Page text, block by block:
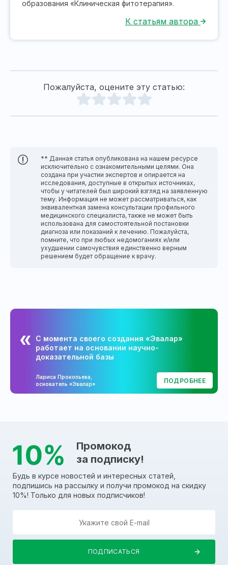
образования «Клиническая фитотерапия».
К статьям автора
Пожалуйста, оцените эту статью:
** Данная статья опубликована на нашем ресурсе
исключительно с ознакомительными целями. Она
создана при участии экспертов и опирается на
исследования, доступные в открытых источниках,
чтобы у читателей был широкий взгляд на заявленную
тему. Информация не может рассматриваться, как
эквивалентная замена консультации профильного
медицинского специалиста, также не может быть
использована для самостоятельной постановки
диагноза или показаний к лечению. Пожалуйста,
помните, что при любых недомоганиях и/или
ухудшении самочувствия единственно верным
решением будет обращение к врачу.
С момента своего создания «Эвалар»
работает на основании научно-
доказательной базы
Лариса Прокопьева,
основатель «Эвалар»
ПОДРОБНЕЕ
Промокод
за подписку!
Будь в курсе новостей и интересных статей,
подпишись на рассылку и получи промокод на скидку
10%! Только для новых подписчиков!